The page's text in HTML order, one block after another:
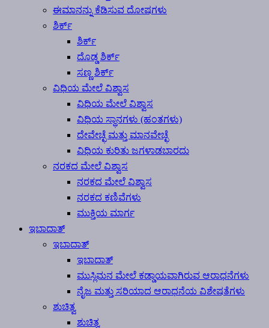
ಈಮಾನನ್ನು ಕೆಡಿಸುವ ದೋಷಗಳು
ಶಿರ್ಕ್
ಶಿರ್ಕ್
ದೊಡ್ಡ ಶಿರ್ಕ್
ಸಣ್ಣ ಶಿರ್ಕ್
ವಿಧಿಯ ಮೇಲೆ ವಿಶ್ವಾಸ
ವಿಧಿಯ ಮೇಲೆ ವಿಶ್ವಾಸ
ವಿಧಿಯ ಸ್ಥಾನಗಳು (ಹಂತಗಳು)
ದೇವೇಚ್ಛೆ ಮತ್ತು ಮಾನವೇಚ್ಛೆ
ವಿಧಿಯ ಕುರಿತು ಜಗಳಾಡಬಾರದು
ನರಕದ ಮೇಲೆ ವಿಶ್ವಾಸ
ನರಕದ ಮೇಲೆ ವಿಶ್ವಾಸ
ನರಕದ ಕಣಿವೆಗಳು
ಮುಕ್ತಿಯ ಮಾರ್ಗ
ಇಬಾದಾತ್
ಇಬಾದಾತ್
ಇಬಾದಾತ್
ಮುಸ್ಲಿಮನ ಮೇಲೆ ಕಡ್ಡಾಯವಾಗಿರುವ ಆರಾಧನೆಗಳು
ನೈಜ ಮತ್ತು ಸರಿಯಾದ ಆರಾಧನೆಯ ವಿಶೇಷತೆಗಳು
ಶುಚಿತ್ವ
ಶುಚಿತ್ವ